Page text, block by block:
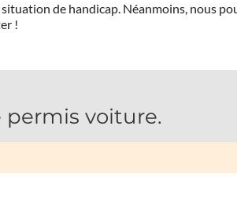
de handicap. Néanmoins, nous
!
permis voiture.